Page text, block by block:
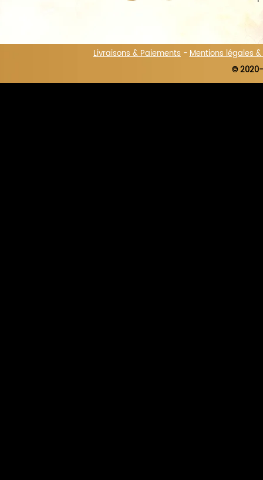
Livraisons & Paiements -Mentions légales &
© 2020-